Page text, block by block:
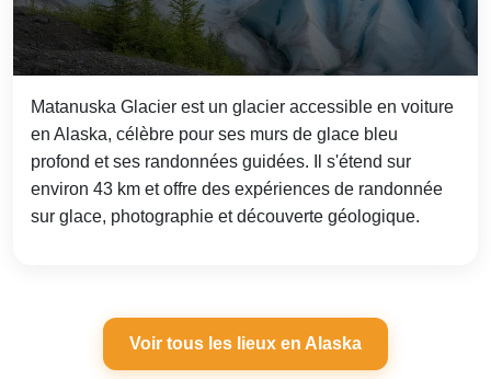
Matanuska Glacier est un glacier accessible en voiture
en Alaska, célèbre pour ses murs de glace bleu
profond et ses randonnées guidées. Il s'étend sur
environ 43 km et offre des expériences de randonnée
sur glace, photographie et découverte géologique.
Voir tous les lieux en Alaska